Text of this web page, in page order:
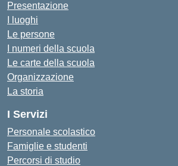
Presentazione
I luoghi
Le persone
I numeri della scuola
Le carte della scuola
Organizzazione
La storia
I Servizi
Personale scolastico
Famiglie e studenti
Percorsi di studio